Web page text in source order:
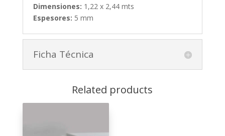
Dimensiones: 1,22 x 2,44 mts
Espesores: 5 mm
Ficha Técnica
Related products